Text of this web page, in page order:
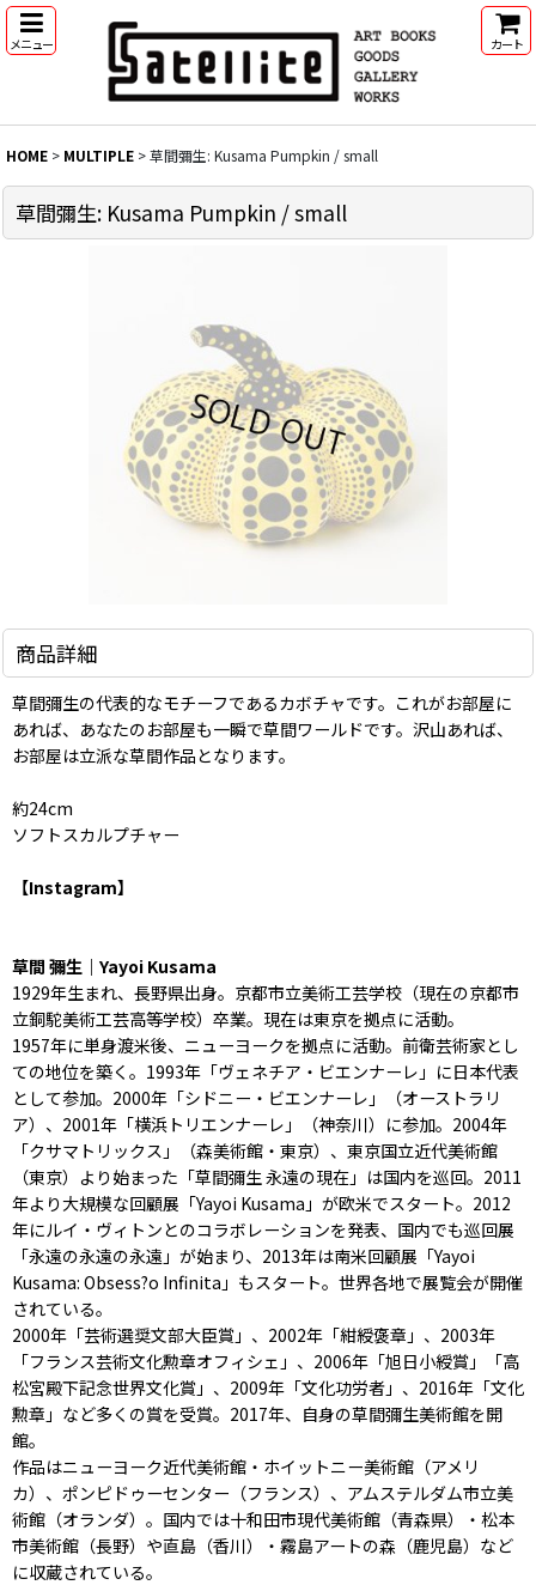
メニュー カート
HOME > MULTIPLE >草間彌生: Kusama Pumpkin / small
草間彌生: Kusama Pumpkin / small
商品詳細
草間彌生の代表的なモチーフであるカボチャです。これがお部屋に
あれば、あなたのお部屋も一瞬で草間ワールドです。沢山あれば、
お部屋は立派な草間作品となります。
約24cm
ソフトスカルプチャー
【Instagram】
草間 彌生｜Yayoi Kusama
1929年生まれ、長野県出身。京都市立美術工芸学校（現在の京都市
立銅駝美術工芸高等学校）卒業。現在は東京を拠点に活動。
1957年に単身渡米後、ニューヨークを拠点に活動。前衛芸術家とし
ての地位を築く。1993年「ヴェネチア・ビエンナーレ」に日本代表
として参加。2000年「シドニー・ビエンナーレ」（オーストラリ
ア）、2001年「横浜トリエンナーレ」（神奈川）に参加。2004年
「クサマトリックス」（森美術館・東京）、東京国立近代美術館
（東京）より始まった「草間彌生 永遠の現在」は国内を巡回。2011
年より大規模な回顧展「Yayoi Kusama」が欧米でスタート。2012
年にルイ・ヴィトンとのコラボレーションを発表、国内でも巡回展
「永遠の永遠の永遠」が始まり、2013年は南米回顧展「Yayoi
Kusama: Obsess?o Infinita」もスタート。世界各地で展覧会が開催
されている。
2000年「芸術選奨文部大臣賞」、2002年「紺綬褒章」、2003年
「フランス芸術文化勲章オフィシェ」、2006年「旭日小綬賞」「高
松宮殿下記念世界文化賞」、2009年「文化功労者」、2016年「文化
勲章」など多くの賞を受賞。2017年、自身の草間彌生美術館を開
館。
作品はニューヨーク近代美術館・ホイットニー美術館（アメリ
カ）、ポンピドゥーセンター（フランス）、アムステルダム市立美
術館（オランダ）。国内では十和田市現代美術館（青森県）・松本
市美術館（長野）や直島（香川）・霧島アートの森（鹿児島）など
に収蔵されている。